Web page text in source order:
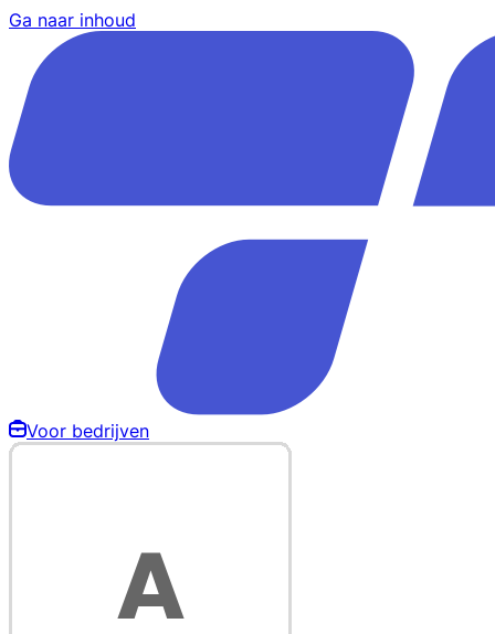
Ga naar inhoud
Voor bedrijven